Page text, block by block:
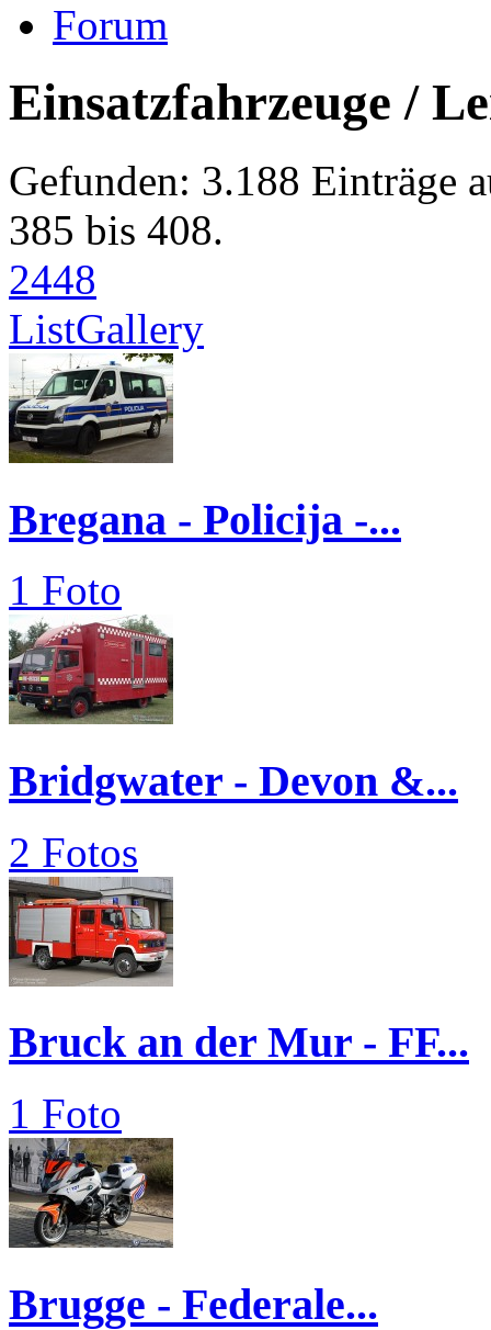
Forum
Einsatzfahrzeuge /
Gefunden: 3.188 Einträge
385 bis 408.
2448
ListGallery
Bregana - Policija -...
1 Foto
Bridgwater - Devon &...
2 Fotos
Bruck an der Mur - FF...
1 Foto
Brugge - Federale...